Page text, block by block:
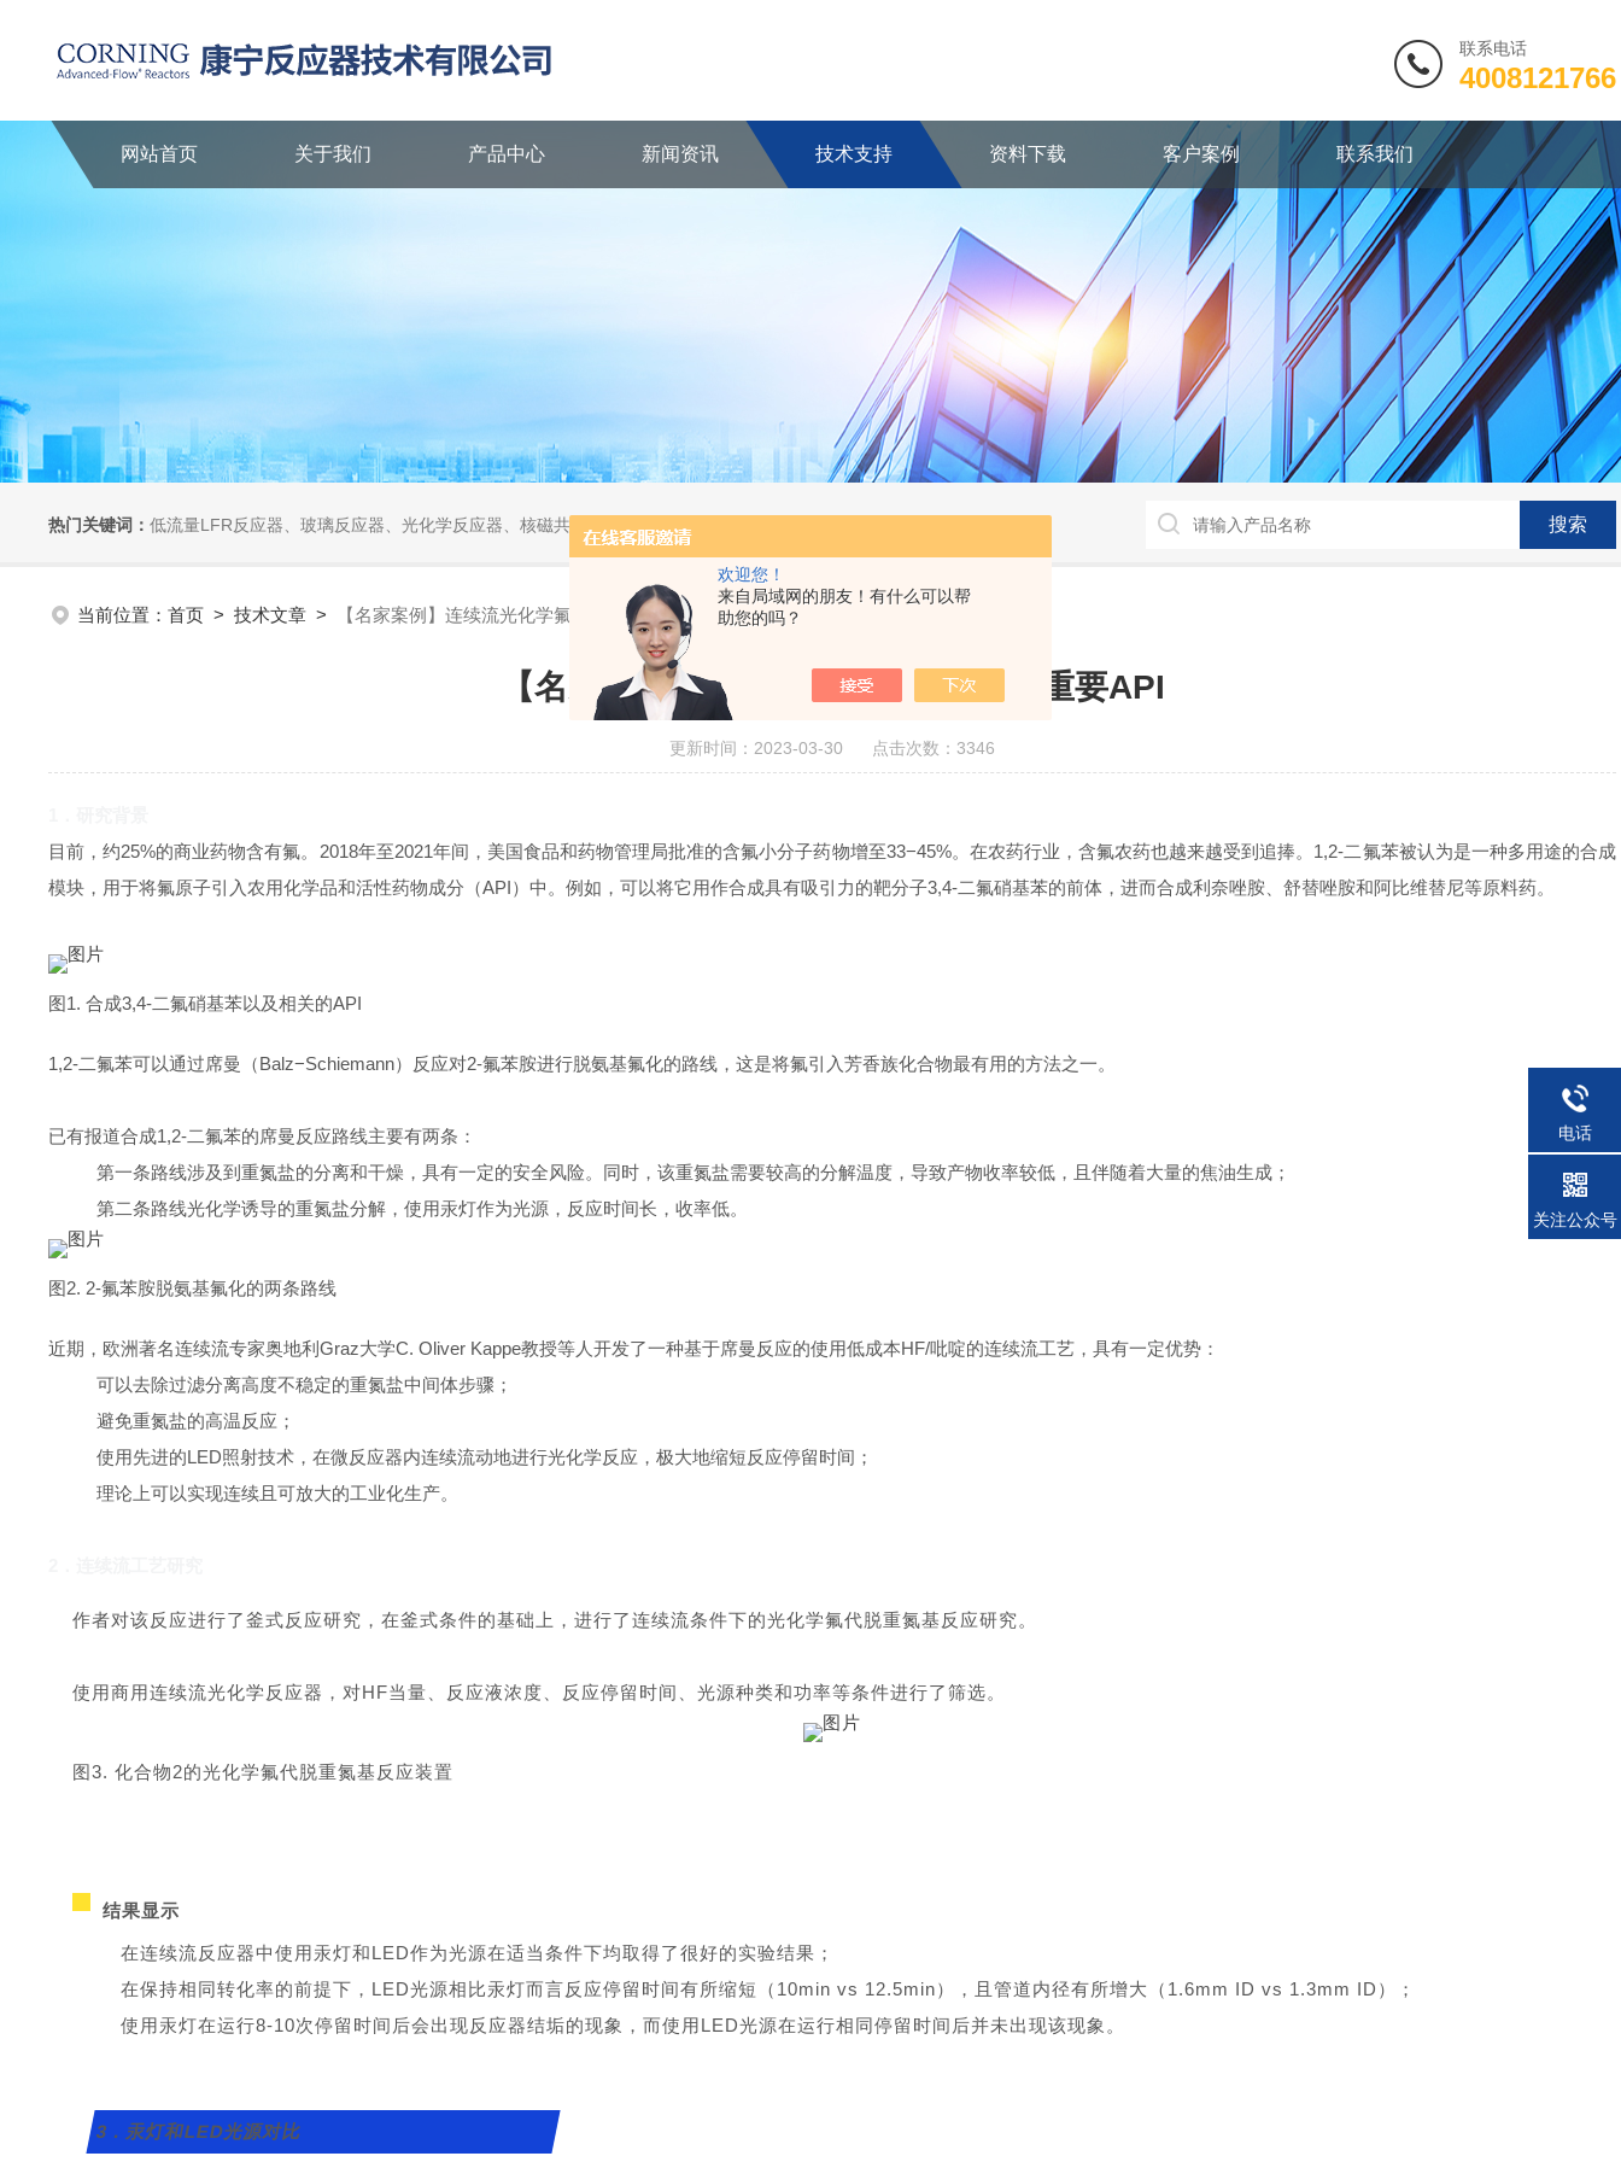
欢迎您！
来自局域网的朋友！有什么可以帮
助您的吗？
联系电话
4008121766
网站首页 关于我们 产品中心 新闻资讯 技术支持 资料下载 客户案例 联系我们
热门关键词： 低流量LFR反应器、玻璃反应器、光化学反应器、核磁共振波谱仪、陶瓷反应器
当前位置： 首页 > 技术文章 > 【名家案例】连续流光化学氟代合成重要API
【名家案例】连续流光化学氟代合成重要API
更新时间：2023-03-30 点击次数：3346
目前，约25%的商业药物含有氟。2018年至2021年间，美国食品和药物管理局批准的含氟小分子药物增至33−45%。在农药行业，含氟农药也越来越受到追捧。1,2-二氟苯被认为是一种多用途的合成
模块，用于将氟原子引入农用化学品和活性药物成分（API）中。例如，可以将它用作合成具有吸引力的靶分子3,4-二氟硝基苯的前体，进而合成利奈唑胺、舒替唑胺和阿比维替尼等原料药。
图1. 合成3,4-二氟硝基苯以及相关的API
1,2-二氟苯可以通过席曼（Balz−Schiemann）反应对2-氟苯胺进行脱氨基氟化的路线，这是将氟引入芳香族化合物最有用的方法之一。
已有报道合成1,2-二氟苯的席曼反应路线主要有两条：
第一条路线涉及到重氮盐的分离和干燥，具有一定的安全风险。同时，该重氮盐需要较高的分解温度，导致产物收率较低，且伴随着大量的焦油生成；
第二条路线光化学诱导的重氮盐分解，使用汞灯作为光源，反应时间长，收率低。
图2. 2-氟苯胺脱氨基氟化的两条路线
近期，欧洲著名连续流专家奥地利Graz大学C. Oliver Kappe教授等人开发了一种基于席曼反应的使用低成本HF/吡啶的连续流工艺，具有一定优势：
可以去除过滤分离高度不稳定的重氮盐中间体步骤；
避免重氮盐的高温反应；
使用先进的LED照射技术，在微反应器内连续流动地进行光化学反应，极大地缩短反应停留时间；
理论上可以实现连续且可放大的工业化生产。
作者对该反应进行了釜式反应研究，在釜式条件的基础上，进行了连续流条件下的光化学氟代脱重氮基反应研究。
使用商用连续流光化学反应器，对HF当量、反应液浓度、反应停留时间、光源种类和功率等条件进行了筛选。
图3. 化合物2的光化学氟代脱重氮基反应装置
结果显示
在连续流反应器中使用汞灯和LED作为光源在适当条件下均取得了很好的实验结果；
在保持相同转化率的前提下，LED光源相比汞灯而言反应停留时间有所缩短（10min vs 12.5min），且管道内径有所增大（1.6mm ID vs 1.3mm ID）；
使用汞灯在运行8-10次停留时间后会出现反应器结垢的现象，而使用LED光源在运行相同停留时间后并未出现该现象。
3．汞灯和LED光源对比
电话
关注公众号